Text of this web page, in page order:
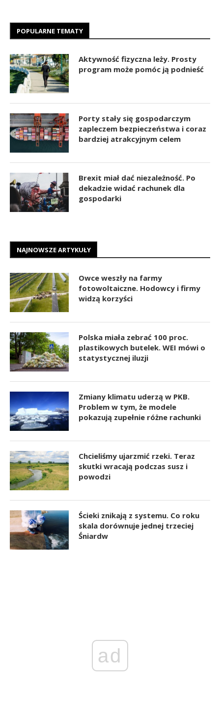
POPULARNE TEMATY
Aktywność fizyczna leży. Prosty
program może pomóc ją podnieść
Porty stały się gospodarczym
zapleczem bezpieczeństwa i coraz
bardziej atrakcyjnym celem
Brexit miał dać niezależność. Po
dekadzie widać rachunek dla
gospodarki
NAJNOWSZE ARTYKUŁY
Owce weszły na farmy
fotowoltaiczne. Hodowcy i firmy
widzą korzyści
Polska miała zebrać 100 proc.
plastikowych butelek. WEI mówi o
statystycznej iluzji
Zmiany klimatu uderzą w PKB.
Problem w tym, że modele
pokazują zupełnie różne rachunki
Chcieliśmy ujarzmić rzeki. Teraz
skutki wracają podczas susz i
powodzi
Ścieki znikają z systemu. Co roku
skala dorównuje jednej trzeciej
Śniardw
ad